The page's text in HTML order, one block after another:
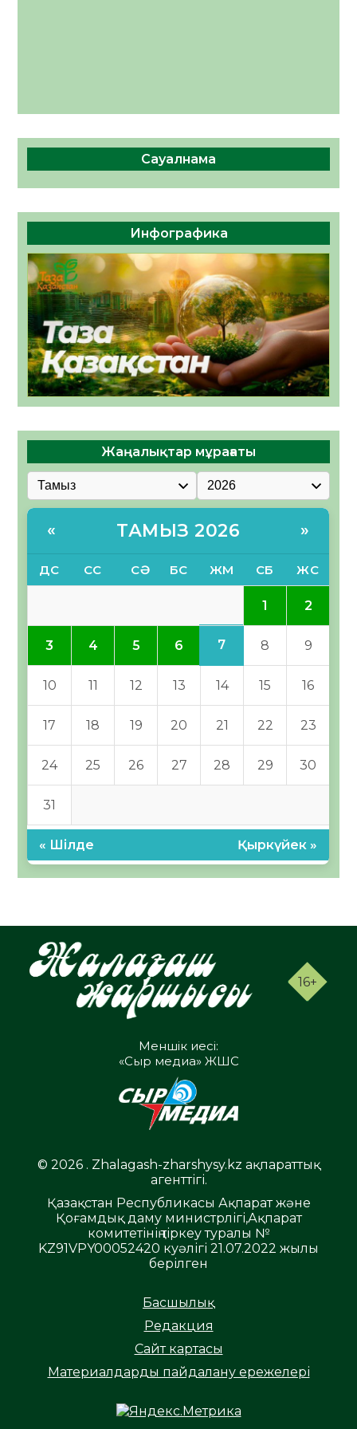
Сауалнама
Инфографика
Жаңалықтар мұрағаты
« ТАМЫЗ 2026 »
ДС СС СӘ БС ЖМ СБ ЖС
1 2
3 4 5 6 7 8 9
10 11 12 13 14 15 16
17 18 19 20 21 22 23
24 25 26 27 28 29 30
31
« Шілде Қыркүйек »
16+
Меншік иесі:
«Сыр медиа» ЖШС
© 2026 . Zhalagash-zharshysy.kz ақпараттық
агенттігі.
Қазақстан Республикасы Ақпарат және
Қоғамдық даму министрлігі,Ақпарат
комитетінің тіркеу туралы №
KZ91VPY00052420 куәлігі 21.07.2022 жылы
берілген
Басшылық
Редакция
Сайт картасы
Материалдарды пайдалану ережелері